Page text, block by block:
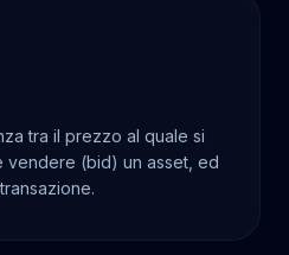
tra il prezzo al quale si
vendere (bid) un asset, ed